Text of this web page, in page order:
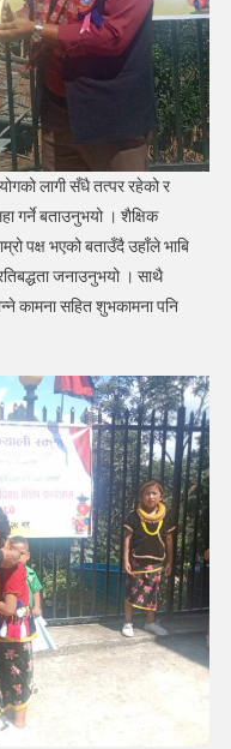
लागी सँधै तत्पर रहेको र
गर्ने बताउनुभयो । शैक्षिक
पक्ष भएको बताउँदै उहाँले भाबि
जनाउनुभयो । साथै
कामना सहित शुभकामना पनि